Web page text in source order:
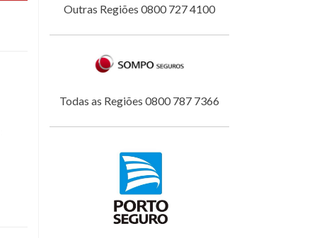
Outras Regiões 0800 727 4100
Todas as Regiões 0800 787 7366